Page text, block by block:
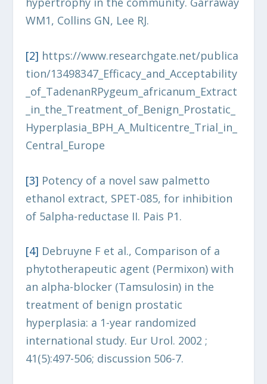
WM1, Collins GN, Lee RJ.
[2] https://www.researchgate.net/publica
tion/13498347_Efficacy_and_Acceptability
_of_TadenanRPygeum_africanum_Extract
_in_the_Treatment_of_Benign_Prostatic_
Hyperplasia_BPH_A_Multicentre_Trial_in_
Central_Europe
[3] Potency of a novel saw palmetto
ethanol extract, SPET-085, for inhibition
of 5alpha-reductase II. Pais P1.
[4] Debruyne F et al., Comparison of a
phytotherapeutic agent (Permixon) with
an alpha-blocker (Tamsulosin) in the
treatment of benign prostatic
hyperplasia: a 1-year randomized
international study. Eur Urol. 2002 ;
41(5):497-506; discussion 506-7.